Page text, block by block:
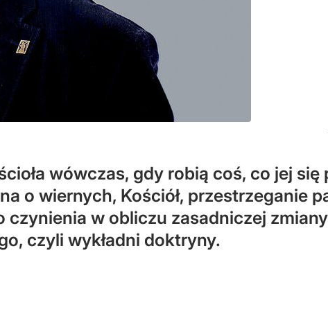
wówczas, gdy robią coś, co jej
o wiernych, Kościół, przestrzeganie
czynienia w obliczu zasadniczej
czyli wykładni doktryny.